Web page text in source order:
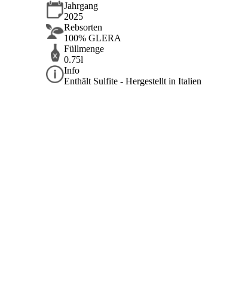
Jahrgang
2025
Rebsorten
100% GLERA
Füllmenge
0.75l
Info
Enthält Sulfite - Hergestellt in Italien